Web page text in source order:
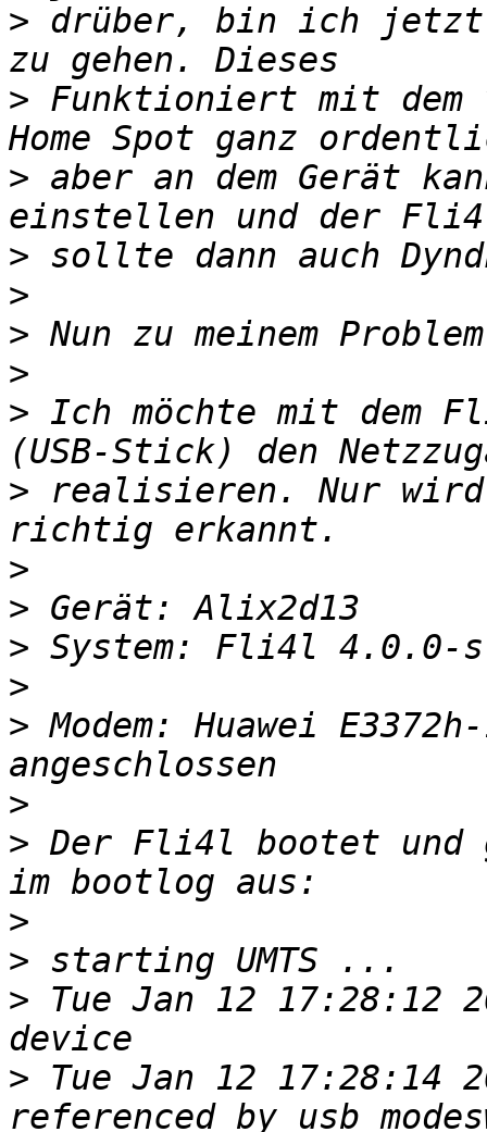
> drüber, bin ich jetzt
> Funktioniert mit
> aber an dem Gerät
>
>
>
>
> Ich möchte mit dem
> realisieren. Nur wird
>
>
>
>
> Modem: Huawei
>
> Der Fli4l bootet und
>
>
> Tue Jan 12 17:28:12
> Tue Jan 12 17:28:14